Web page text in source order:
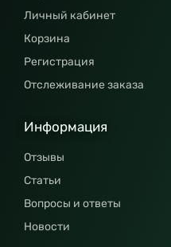
Личный кабинет
Корзина
Регистрация
Отслеживание заказа
Информация
Отзывы
Статьи
Вопросы и ответы
Новости